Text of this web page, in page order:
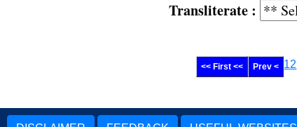
Transliterate :
<< First << Prev < 12